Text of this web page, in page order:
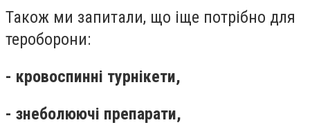
Також ми запитали, що іще потрібно для
тероборони:
- кровоспинні турнікети,
- знеболюючі препарати,